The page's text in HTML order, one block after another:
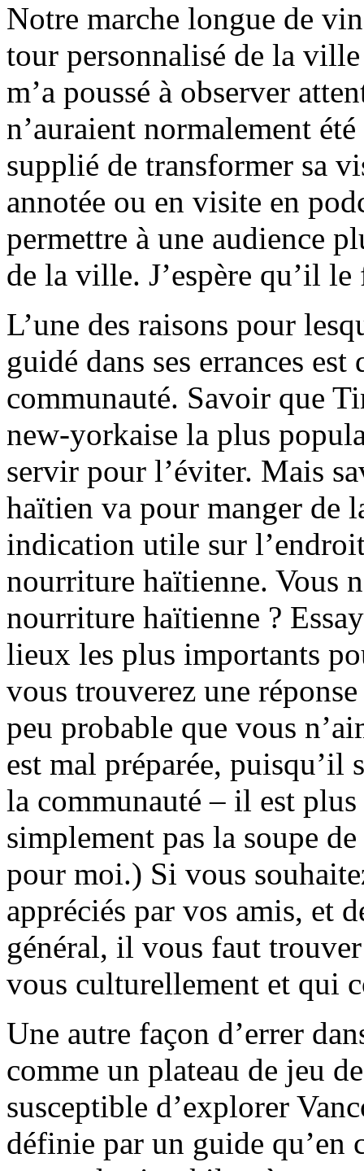
Notre marche longue de
tour personnalisé de la
m’a poussé à observer
n’auraient normalement
supplié de transformer sa
annotée ou en visite en
permettre à une audience
de la ville. J’espère qu’il le
L’une des raisons pour
guidé dans ses errances
communauté. Savoir que
new-yorkaise la plus
servir pour l’éviter. Mais
haïtien va pour manger de
indication utile sur
nourriture haïtienne. Vous
nourriture haïtienne ?
lieux les plus importants
vous trouverez une
peu probable que vous
est mal préparée, puisqu’il
la communauté – il est
simplement pas la soupe
pour moi.) Si vous
appréciés par vos amis, et
général, il vous faut
vous culturellement et qui
Une autre façon d’errer
comme un plateau de jeu
susceptible d’explorer
définie par un guide qu’en